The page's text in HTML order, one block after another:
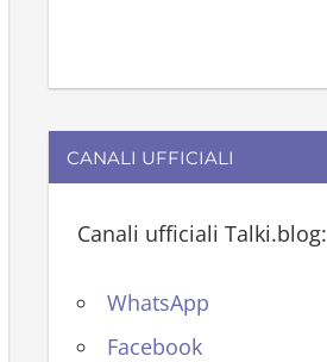
CANALI UFFICIALI
Canali ufficiali Talki.blog:
WhatsApp
Facebook